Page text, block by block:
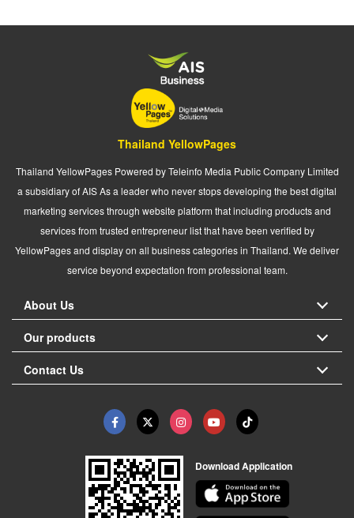
Thailand YellowPages
Thailand YellowPages Powered by Teleinfo Media Public Company Limited
a subsidiary of AIS As a leader who never stops developing the best digital
marketing services through website platform that including products and
services from trusted entrepreneur list that have been verified by
YellowPages and display on all business categories in Thailand. We deliver
service beyond expectation from professional team.
About Us
Our products
Contact Us
Download Application